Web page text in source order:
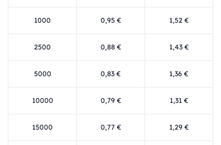
1000 0,95 € 1,52 €
2500 0,88 € 1,43 €
5000 0,83 € 1,36 €
10000 0,79 € 1,31 €
15000 0,77 € 1,29 €